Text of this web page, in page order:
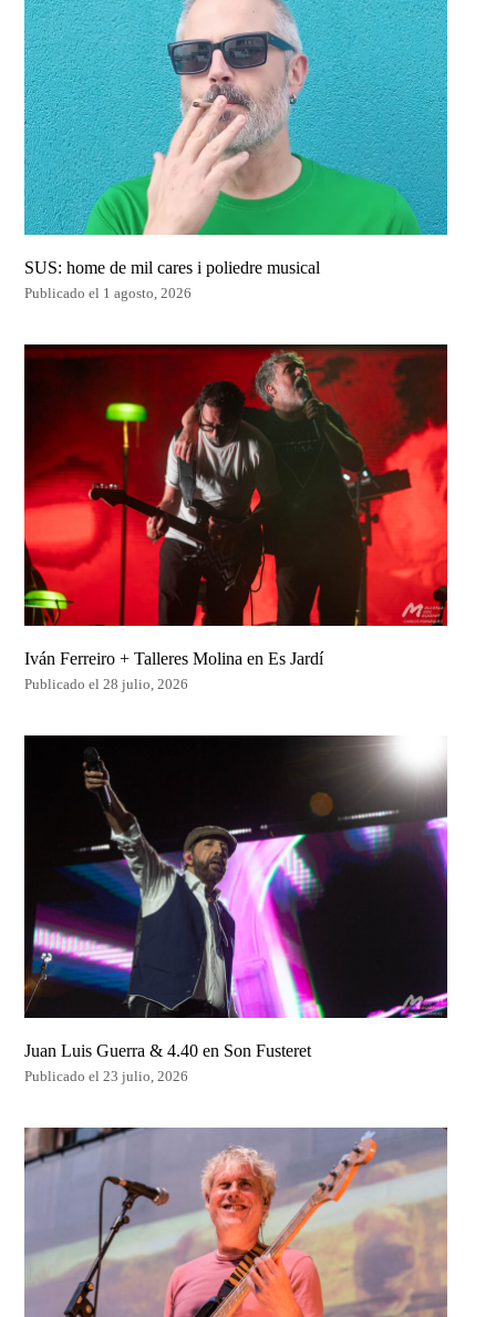
SUS: home de mil cares i poliedre musical
Publicado el 1 agosto, 2026
Iván Ferreiro + Talleres Molina en Es Jardí
Publicado el 28 julio, 2026
Juan Luis Guerra & 4.40 en Son Fusteret
Publicado el 23 julio, 2026